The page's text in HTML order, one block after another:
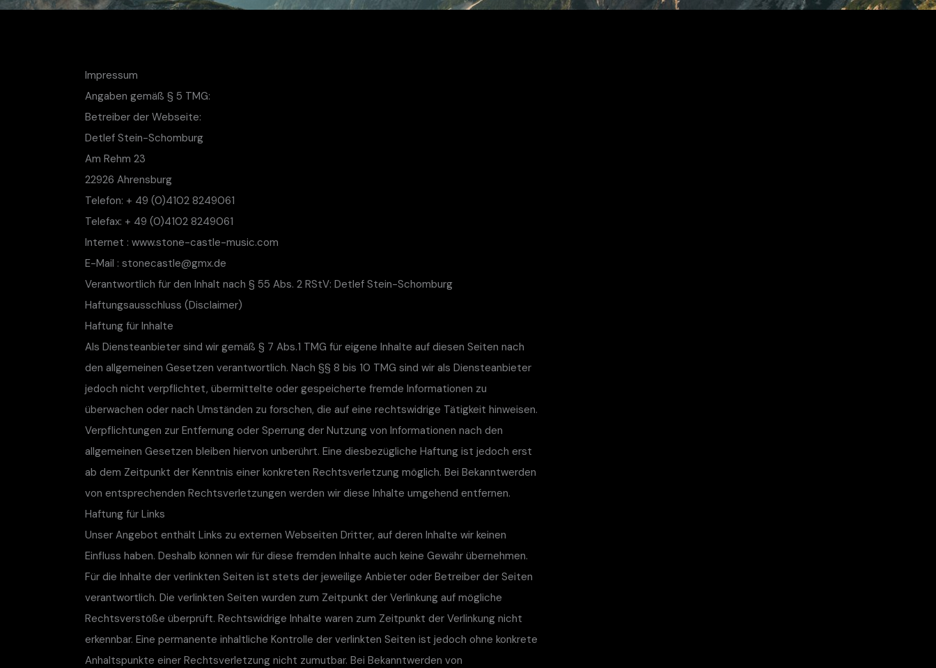
Impressum
Angaben gemäß § 5 TMG:
Betreiber der Webseite:
Detlef Stein-Schomburg
Am Rehm 23
22926 Ahrensburg
Telefon: + 49 (0)4102 8249061
Telefax: + 49 (0)4102 8249061
Internet : www.stone-castle-music.com
E-Mail : stonecastle@gmx.de
Verantwortlich für den Inhalt nach § 55 Abs. 2 RStV: Detlef Stein-Schomburg
Haftungsausschluss (Disclaimer)
Haftung für Inhalte
Als Diensteanbieter sind wir gemäß § 7 Abs.1 TMG für eigene Inhalte auf diesen Seiten nach
den allgemeinen Gesetzen verantwortlich. Nach §§ 8 bis 10 TMG sind wir als Diensteanbieter
jedoch nicht verpflichtet, übermittelte oder gespeicherte fremde Informationen zu
überwachen oder nach Umständen zu forschen, die auf eine rechtswidrige Tätigkeit hinweisen.
Verpflichtungen zur Entfernung oder Sperrung der Nutzung von Informationen nach den
allgemeinen Gesetzen bleiben hiervon unberührt. Eine diesbezügliche Haftung ist jedoch erst
ab dem Zeitpunkt der Kenntnis einer konkreten Rechtsverletzung möglich. Bei Bekanntwerden
von entsprechenden Rechtsverletzungen werden wir diese Inhalte umgehend entfernen.
Haftung für Links
Unser Angebot enthält Links zu externen Webseiten Dritter, auf deren Inhalte wir keinen
Einfluss haben. Deshalb können wir für diese fremden Inhalte auch keine Gewähr übernehmen.
Für die Inhalte der verlinkten Seiten ist stets der jeweilige Anbieter oder Betreiber der Seiten
verantwortlich. Die verlinkten Seiten wurden zum Zeitpunkt der Verlinkung auf mögliche
Rechtsverstöße überprüft. Rechtswidrige Inhalte waren zum Zeitpunkt der Verlinkung nicht
erkennbar. Eine permanente inhaltliche Kontrolle der verlinkten Seiten ist jedoch ohne konkrete
Anhaltspunkte einer Rechtsverletzung nicht zumutbar. Bei Bekanntwerden von